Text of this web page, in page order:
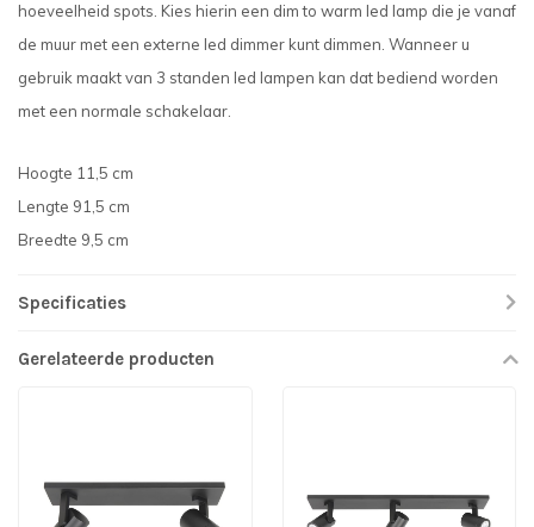
hoeveelheid spots. Kies hierin een dim to warm led lamp die je vanaf
de muur met een externe led dimmer kunt dimmen. Wanneer u
gebruik maakt van 3 standen led lampen kan dat bediend worden
met een normale schakelaar.
Hoogte 11,5 cm
Lengte 91,5 cm
Breedte 9,5 cm
Specificaties
Gerelateerde producten